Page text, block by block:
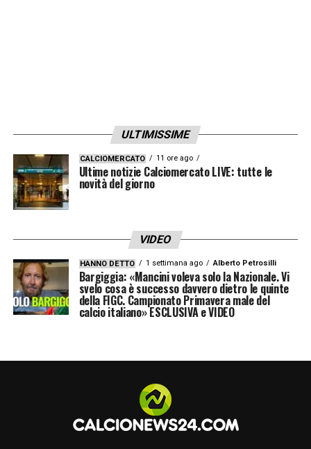
ULTIMISSIME
CALCIOMERCATO 11 ore ago
Ultime notizie Calciomercato LIVE: tutte le
novità del giorno
VIDEO
HANNO DETTO 1 settimana ago Alberto Petrosilli
Bargiggia: «Mancini voleva solo la Nazionale. Vi
svelo cosa è successo davvero dietro le quinte
della FIGC. Campionato Primavera male del
calcio italiano» ESCLUSIVA e VIDEO